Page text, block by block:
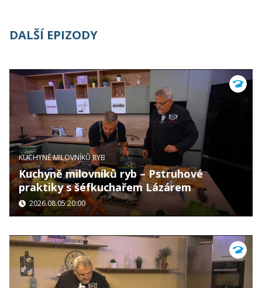
DALŠÍ EPIZODY
KUCHYNĚ MILOVNÍKŮ RYB
Kuchyně milovníků ryb – Pstruhové
praktiky s šéfkuchařem Lázárem
2026.08.05 20:00